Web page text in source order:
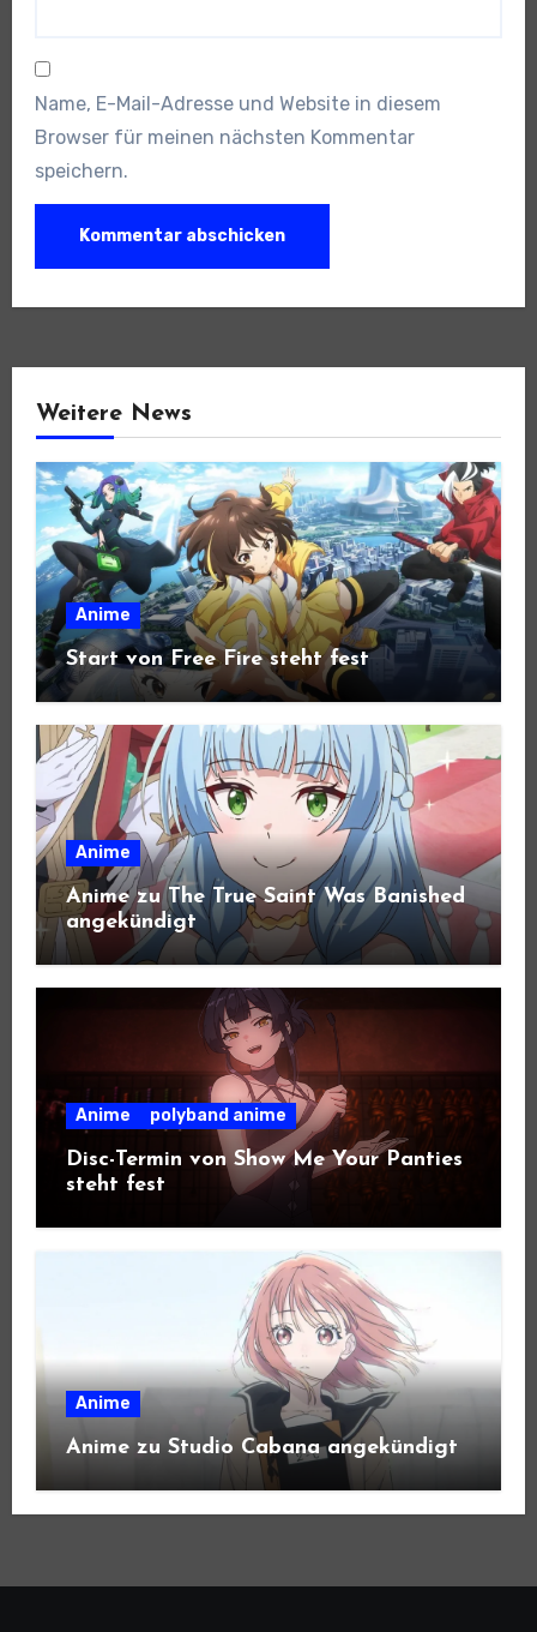
Name, E-Mail-Adresse und Website in diesem
Browser für meinen nächsten Kommentar
speichern.
Weitere News
Anime
Start von Free Fire steht fest
Anime
Anime zu The True Saint Was Banished
angekündigt
Anime polyband anime
Disc-Termin von Show Me Your Panties
steht fest
Anime
Anime zu Studio Cabana angekündigt